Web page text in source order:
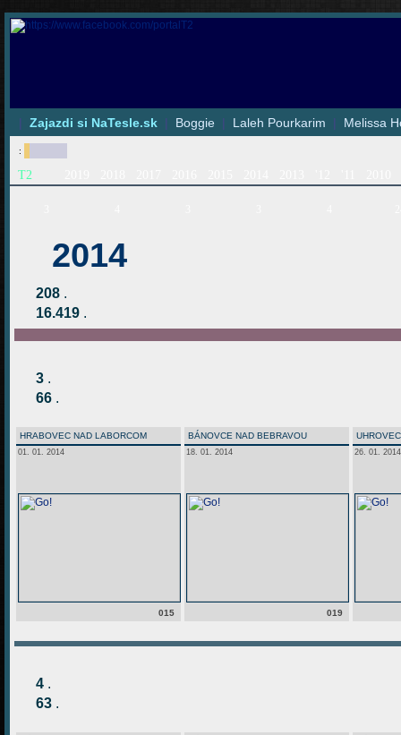
| Zajazdi si NaTesle.sk | Boggie | Laleh Pourkarim | Melissa
:
T2
2014
208 .
16.419 .
3 .
66 .
HRABOVEC NAD LABORCOM
01. 01. 2014
015
BÁNOVCE NAD BEBRAVOU
18. 01. 2014
019
26. 01. 2014
4 .
63 .